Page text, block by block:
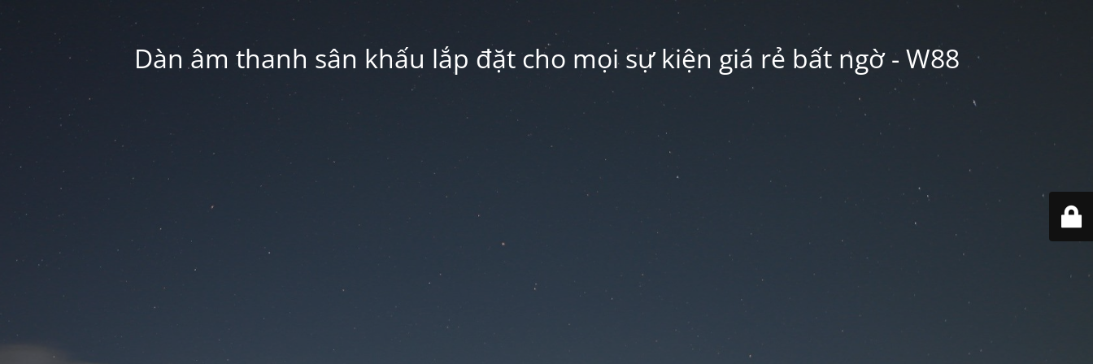
Dàn âm thanh sân khấu lắp đặt cho mọi sự kiện giá rẻ bất ngờ - W88